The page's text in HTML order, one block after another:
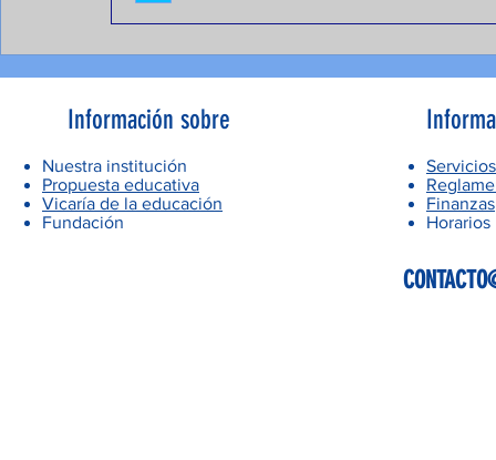
Información sobre
Nuestra institución
Propuesta educativa
Vicaría de la educación
Fundación
Servicios
Finanzas
Horarios